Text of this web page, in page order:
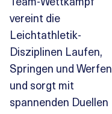
vereint die
Leichtathletik-
Disziplinen Laufen,
Springen und Werfen
und sorgt mit
spannenden Duellen